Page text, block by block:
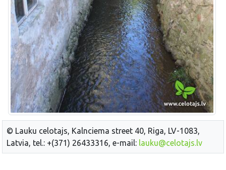
© Lauku celotajs, Kalnciema street 40, Riga, LV-1083,
Latvia, tel.: +(371) 26433316, e-mail: lauku@celotajs.lv